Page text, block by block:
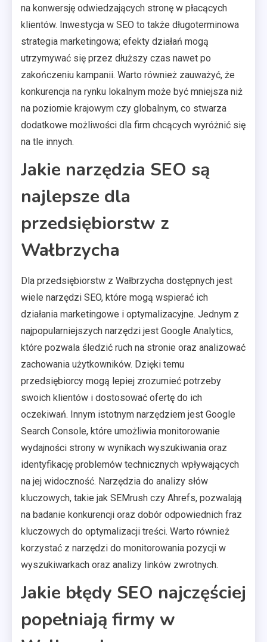
na konwersję odwiedzających stronę w płacących
klientów. Inwestycja w SEO to także długoterminowa
strategia marketingowa; efekty działań mogą
utrzymywać się przez dłuższy czas nawet po
zakończeniu kampanii. Warto również zauważyć, że
konkurencja na rynku lokalnym może być mniejsza niż
na poziomie krajowym czy globalnym, co stwarza
dodatkowe możliwości dla firm chcących wyróżnić się
na tle innych.
Jakie narzędzia SEO są
najlepsze dla
przedsiębiorstw z
Wałbrzycha
Dla przedsiębiorstw z Wałbrzycha dostępnych jest
wiele narzędzi SEO, które mogą wspierać ich
działania marketingowe i optymalizacyjne. Jednym z
najpopularniejszych narzędzi jest Google Analytics,
które pozwala śledzić ruch na stronie oraz analizować
zachowania użytkowników. Dzięki temu
przedsiębiorcy mogą lepiej zrozumieć potrzeby
swoich klientów i dostosować ofertę do ich
oczekiwań. Innym istotnym narzędziem jest Google
Search Console, które umożliwia monitorowanie
wydajności strony w wynikach wyszukiwania oraz
identyfikację problemów technicznych wpływających
na jej widoczność. Narzędzia do analizy słów
kluczowych, takie jak SEMrush czy Ahrefs, pozwalają
na badanie konkurencji oraz dobór odpowiednich fraz
kluczowych do optymalizacji treści. Warto również
korzystać z narzędzi do monitorowania pozycji w
wyszukiwarkach oraz analizy linków zwrotnych.
Jakie błędy SEO najczęściej
popełniają firmy w